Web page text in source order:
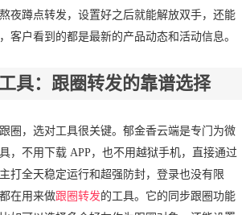
夜蹲点转发，设置好之后就能解放双手，还能
客户看到的都是最新的产品动态和活动信息。
具：跟圈转发的靠谱选择
圈，选对工具很关键。郁金香云端是专门为微
，不用下载 APP，也不用越狱手机，直接通过
打全天稳定运行和超强防封，登录也没有限
在用来做跟圈转发的工具。它的同步跟圈功能